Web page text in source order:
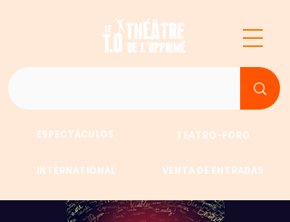
ESPECTÁCULOS TEATRO-FORO
INTERNATIONAL VENTA DE ENTRADAS